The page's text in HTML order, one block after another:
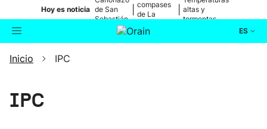
Hoy es noticia de San
Sebastián
compases
de La
altas y
tormentas
ES
Buscador
Inicio IPC
IPC